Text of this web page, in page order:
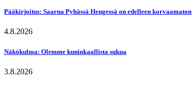
Pääkirjoitus: Saarna Pyhässä Hengessä on edelleen korvaamaton
4.8.2026
Näkökulma: Olemme kuninkaallista sukua
3.8.2026